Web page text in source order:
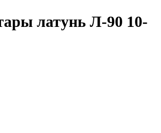
латунь Л-90 10-